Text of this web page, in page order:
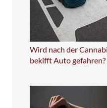
Wird nach der
bekifft Auto